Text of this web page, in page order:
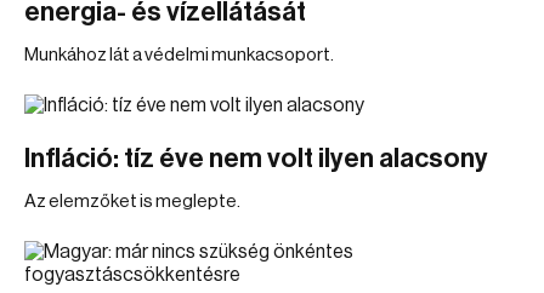
energia- és vízellátását
Munkához lát a védelmi munkacsoport.
Infláció: tíz éve nem volt ilyen alacsony
Az elemzőket is meglepte.